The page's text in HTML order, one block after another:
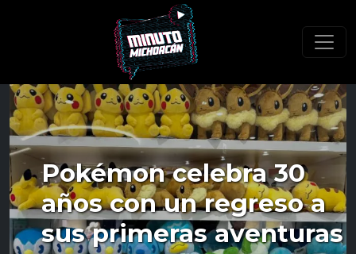
Pokémon celebra 30
años con un regreso a
sus primeras aventuras